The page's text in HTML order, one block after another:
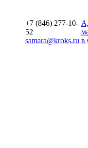
+7 (846) 277-10-
52
samara@kroks.ru в